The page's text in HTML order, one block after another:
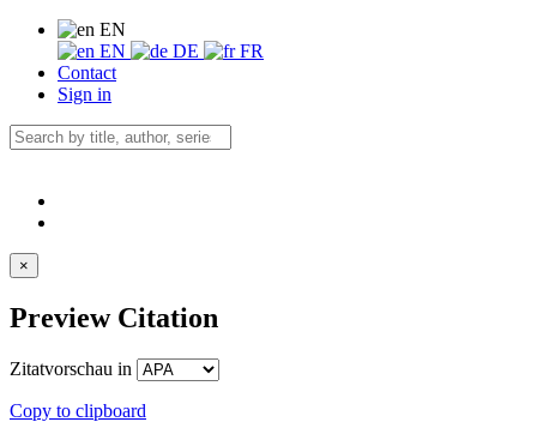
EN
EN
DE
FR
Contact
Sign in